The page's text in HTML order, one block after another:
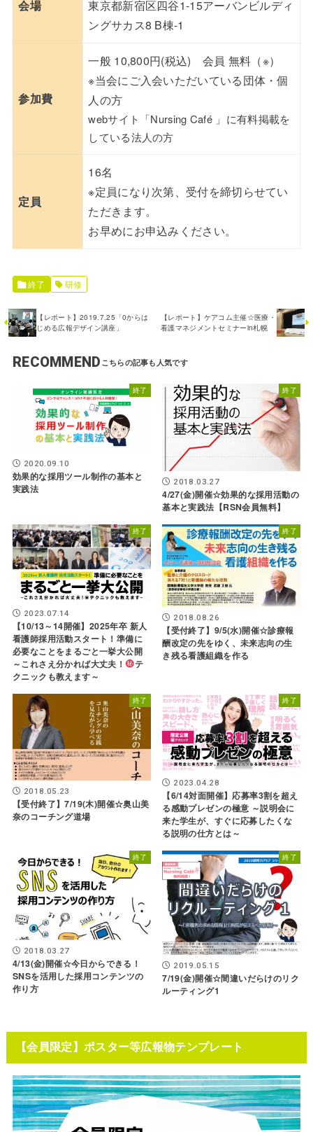
会場
東京都新宿区四谷1-15アーバンビルディ
ングサカス8 B棟-1
参加費
一般 10,800円(税込) 会員 無料（※）
※当会にご入会いただいている団体・個
人の方
webサイト「Nursing Café 」に有料掲載を
している法人の方
定員
16名
※定員になり次第、受付を締切らせてい
ただきます。
お早めにお申込みください。
終了 研修
【レポート】2019.7.25「0からは
じめる広報デザイン講座」
【レポート】ケアコム主催☆医療・
看護マネジメントセミナーin札幌
RECOMMEND
終了
2020.09.10
効果的な採用ツール制作の基本と
実践法
終了
2018.03.27
4/27(金)開催☆効果的な採用活動の
基本と実践法【RSN会員無料】
終了
2023.07.14
【10/13～14開催】2025年卒 新人
看護師採用活動スタート！準備に
必要なことをまるごと一挙大公開
～これさえ分かれば大丈夫！
テ
クニックも教えます～
終了
2018.08.26
【受付終了】9/5(水)開催☆診療報
酬改定の先をゆく、未来志向の生
き残る看護組織を作る
終了
2018.05.23
【受付終了】7/19(木)開催☆奥山美
奈のコーチング道場
終了
2023.04.28
【6/14対面開催】応募率3割を超え
る感動プレゼンの極意 ～説明会に
来た学生が、すぐに応募したくな
る説明の仕方とは～
終了
2018.03.27
4/13(金)開催☆今日からできる！
SNSを活用した採用コンテンツの
作り方
終了
2019.05.15
7/19(金)開催☆間違いだらけのリク
ルーティング1
【会員限定】ポスター等広報物テンプレート